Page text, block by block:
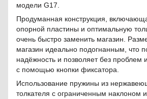
модели G17.
Продуманная конструкция,
опорной пластины и оптимальную
очень быстро заменить магазин.
магазин идеально подогнанным, что
надёжность и позволяет без проблем
с помощью кнопки фиксатора.
Использование пружины из
толкателя с ограниченным наклоном